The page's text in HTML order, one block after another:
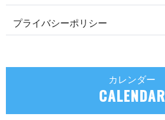
プライバシーポリシー
カレンダー
CALENDAR